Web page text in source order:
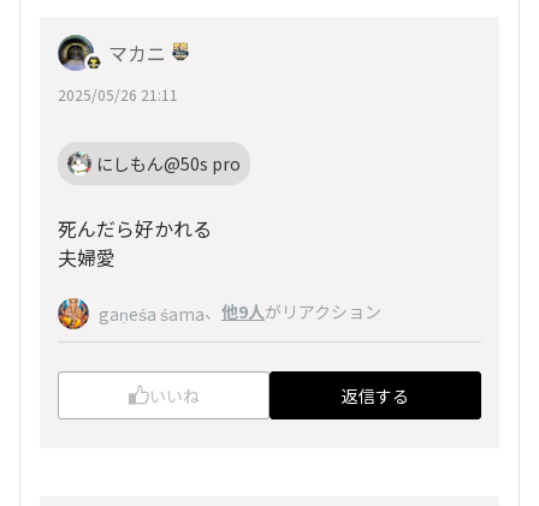
マカニ
2025/05/26 21:11
にしもん@50s pro
死んだら好かれる
夫婦愛
gaṇeśa śama、 他9人がリアクション
いいね 返信する